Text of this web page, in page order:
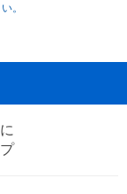
。